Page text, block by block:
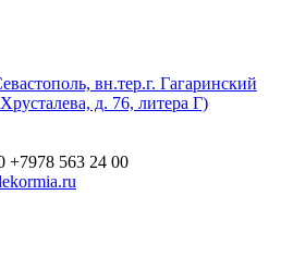
вн.тер.г. Гагаринский
д. 76, литера Г)
+7978 563 24 00